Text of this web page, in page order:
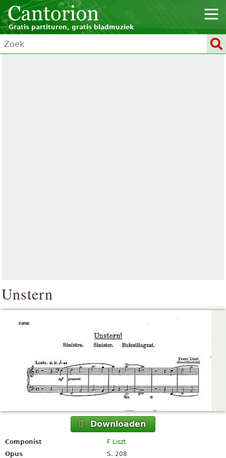
Gratis partituren, gratis bladmuziek
Unstern
Downloaden
Componist
F Liszt
Opus
S. 208